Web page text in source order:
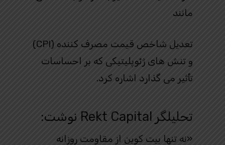
مانند
تعدیل شاخص قیمت مصرف کننده (CPI)
و تنش های ژئوپلیتیکی که بر احساسات
تأثیر می گذارد اشاره کرد.
تحلیلگر Rekt Capital نوشت:
«نه تنها بیت کوین از مقاومت روزانه